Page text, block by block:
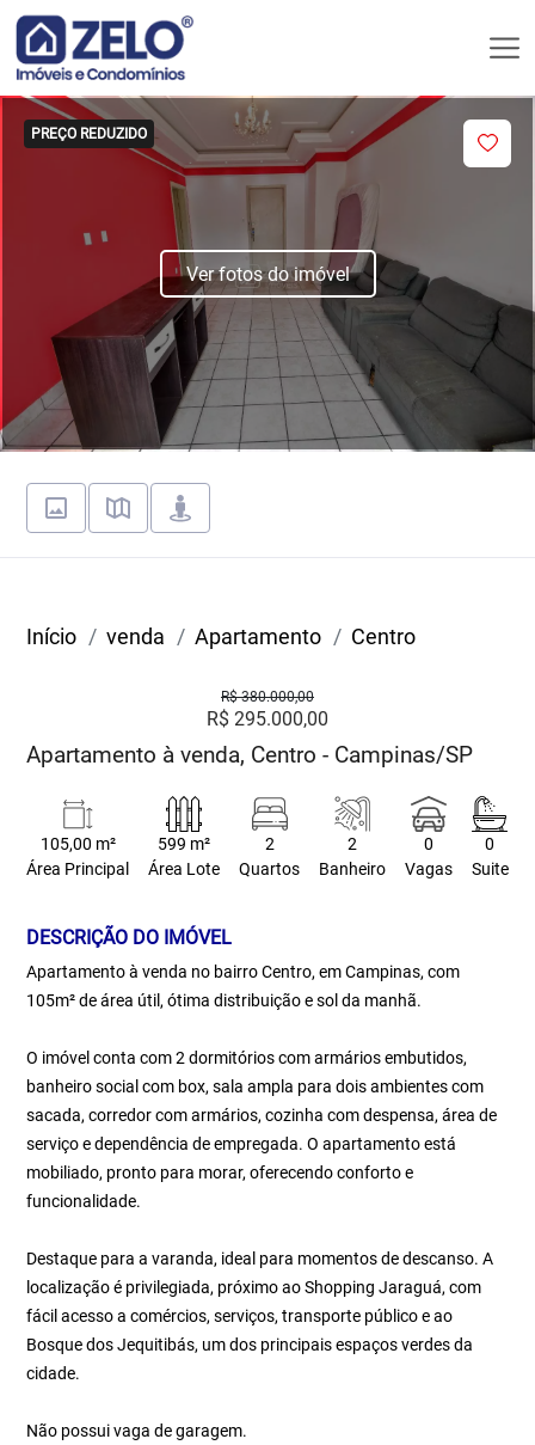
PREÇO REDUZIDO
Ver fotos do imóvel
Início venda Apartamento Centro
R$ 380.000,00
R$ 295.000,00
Apartamento à venda, Centro - Campinas/SP
105,00 m²
Área Principal
599 m²
Área Lote
2
Quartos
2
Banheiro
0
Vagas
0
Suite
DESCRIÇÃO DO IMÓVEL
Apartamento à venda no bairro Centro, em Campinas, com
105m² de área útil, ótima distribuição e sol da manhã.
O imóvel conta com 2 dormitórios com armários embutidos,
banheiro social com box, sala ampla para dois ambientes com
sacada, corredor com armários, cozinha com despensa, área de
serviço e dependência de empregada. O apartamento está
mobiliado, pronto para morar, oferecendo conforto e
funcionalidade.
Destaque para a varanda, ideal para momentos de descanso. A
localização é privilegiada, próximo ao Shopping Jaraguá, com
fácil acesso a comércios, serviços, transporte público e ao
Bosque dos Jequitibás, um dos principais espaços verdes da
cidade.
Não possui vaga de garagem.